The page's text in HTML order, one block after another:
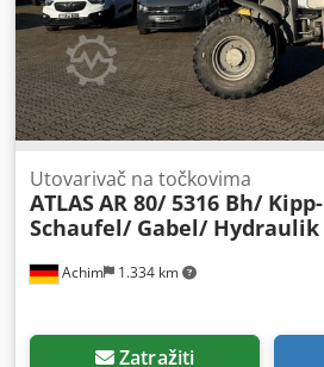
Achim 1.334 km
Utovarivač na točkovima
ATLASAR 80/ 5316 Bh/ Kipp-
Schaufel/ Gabel/ Hydraulik
Zatražiti